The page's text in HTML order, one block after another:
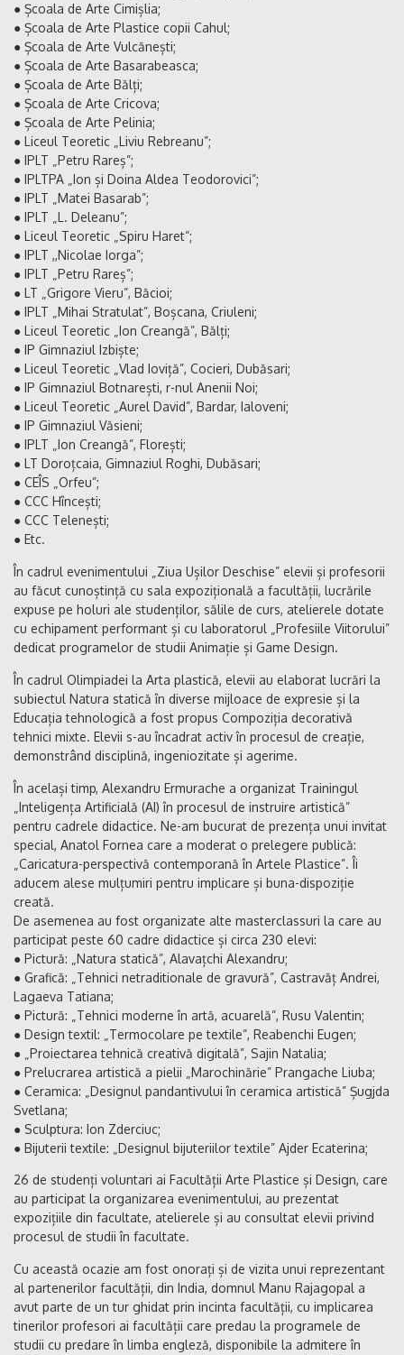
● Școala de Arte Cimișlia;
● Școala de Arte Plastice copii Cahul;
● Școala de Arte Vulcănești;
● Școala de Arte Basarabeasca;
● Școala de Arte Bălți;
● Școala de Arte Cricova;
● Școala de Arte Pelinia;
● Liceul Teoretic „Liviu Rebreanu”;
● IPLT „Petru Rareș”;
● IPLTPA „Ion și Doina Aldea Teodorovici”;
● IPLT „Matei Basarab”;
● IPLT „L. Deleanu”;
● Liceul Teoretic „Spiru Haret”;
● IPLT ,,Nicolae Iorga”;
● IPLT „Petru Rareș”;
● LT „Grigore Vieru”, Băcioi;
● IPLT „Mihai Stratulat”, Boșcana, Criuleni;
● Liceul Teoretic „Ion Creangă”, Bălți;
● IP Gimnaziul Izbiște;
● Liceul Teoretic „Vlad Ioviță”, Cocieri, Dubăsari;
● IP Gimnaziul Botnarești, r-nul Anenii Noi;
● Liceul Teoretic „Aurel David”, Bardar, Ialoveni;
● IP Gimnaziul Văsieni;
● IPLT „Ion Creangă”, Florești;
● LT Doroțcaia, Gimnaziul Roghi, Dubăsari;
● CEÎS „Orfeu”;
● CCC Hîncești;
● CCC Telenești;
● Etc.
În cadrul evenimentului „Ziua Ușilor Deschise” elevii și profesorii
au făcut cunoștință cu sala expozițională a facultății, lucrările
expuse pe holuri ale studenților, sălile de curs, atelierele dotate
cu echipament performant și cu laboratorul „Profesiile Viitorului”
dedicat programelor de studii Animație și Game Design.
În cadrul Olimpiadei la Arta plastică, elevii au elaborat lucrări la
subiectul Natura statică în diverse mijloace de expresie și la
Educația tehnologică a fost propus Compoziția decorativă
tehnici mixte. Elevii s-au încadrat activ în procesul de creație,
demonstrând disciplină, ingeniozitate și agerime.
În același timp, Alexandru Ermurache a organizat Trainingul
„Inteligența Artificială (AI) în procesul de instruire artistică”
pentru cadrele didactice. Ne-am bucurat de prezența unui invitat
special, Anatol Fornea care a moderat o prelegere publică:
„Caricatura-perspectivă contemporană în Artele Plastice”. Îi
aducem alese mulțumiri pentru implicare și buna-dispoziție
creată.
De asemenea au fost organizate alte masterclassuri la care au
participat peste 60 cadre didactice și circa 230 elevi:
● Pictură: „Natura statică”, Alavațchi Alexandru;
● Grafică: „Tehnici netraditionale de gravură”, Castravăț Andrei,
Lagaeva Tatiana;
● Pictură: „Tehnici moderne în artă, acuarelă”, Rusu Valentin;
● Design textil: „Termocolare pe textile”, Reabenchi Eugen;
● „Proiectarea tehnică creativă digitală”, Sajin Natalia;
● Prelucrarea artistică a pielii „Marochinărie” Prangache Liuba;
● Ceramica: „Designul pandantivului în ceramica artistică” Șugjda
Svetlana;
● Sculptura: Ion Zderciuc;
● Bijuterii textile: „Designul bijuteriilor textile” Ajder Ecaterina;
26 de studenți voluntari ai Facultății Arte Plastice și Design, care
au participat la organizarea evenimentului, au prezentat
expozițiile din facultate, atelierele și au consultat elevii privind
procesul de studii în facultate.
Cu această ocazie am fost onorați și de vizita unui reprezentant
al partenerilor facultății, din India, domnul Manu Rajagopal a
avut parte de un tur ghidat prin incinta facultății, cu implicarea
tinerilor profesori ai facultății care predau la programele de
studii cu predare în limba engleză, disponibile la admitere în